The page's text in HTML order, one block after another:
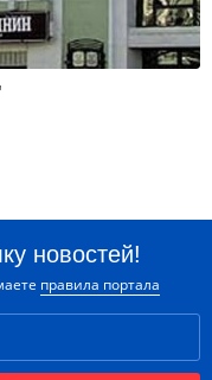
новостей!
правила портала